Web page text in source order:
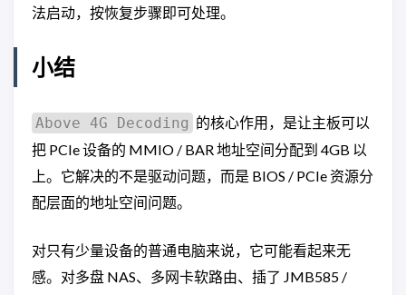
法启动，按恢复步骤即可处理。
小结
Above 4G Decoding 的核心作用，是让主板可以
把 PCIe 设备的 MMIO / BAR 地址空间分配到 4GB 以
上。它解决的不是驱动问题，而是 BIOS / PCIe 资源分
配层面的地址空间问题。
对只有少量设备的普通电脑来说，它可能看起来无
感。对多盘 NAS、多网卡软路由、插了 JMB585 /